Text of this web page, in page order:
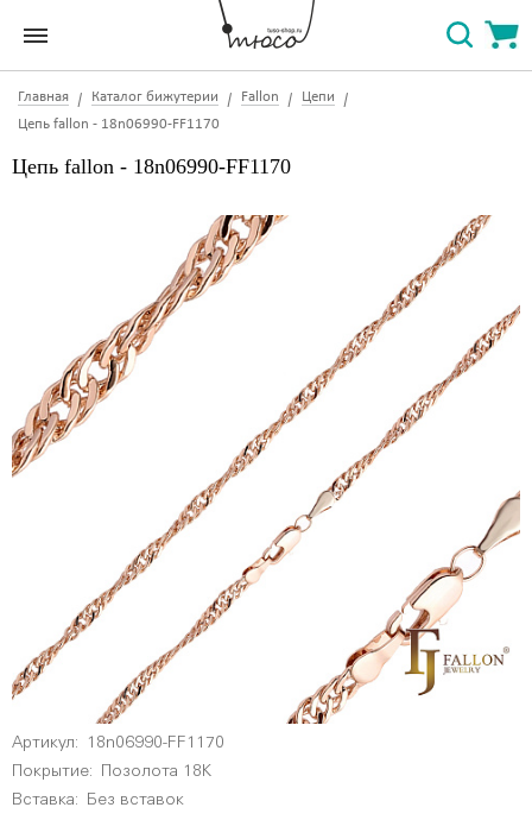
Главная Каталог бижутерии Fallon
Цепи
Цепь fallon - 18n06990-FF1170
Цепь fallon - 18n06990-FF1170
Артикул:
18n06990-FF1170
Покрытие: Позолота 18К
Вставка: Без вставок